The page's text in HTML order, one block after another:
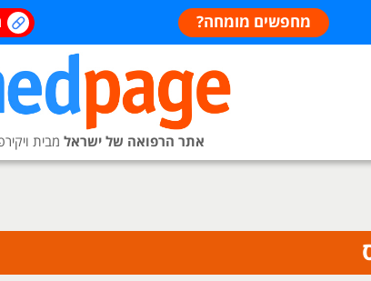
מחפשים מומחה?
אתר הרפואה של ישראל מבית